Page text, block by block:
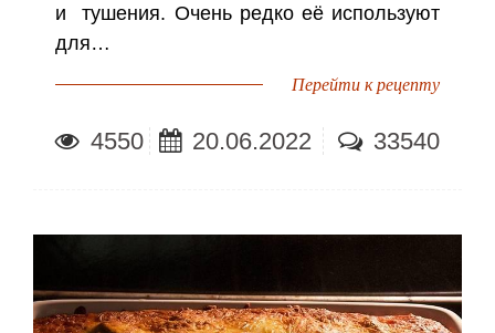
и тушения. Очень редко её используют
для…
Перейти к рецепту
4550 20.06.2022 33540